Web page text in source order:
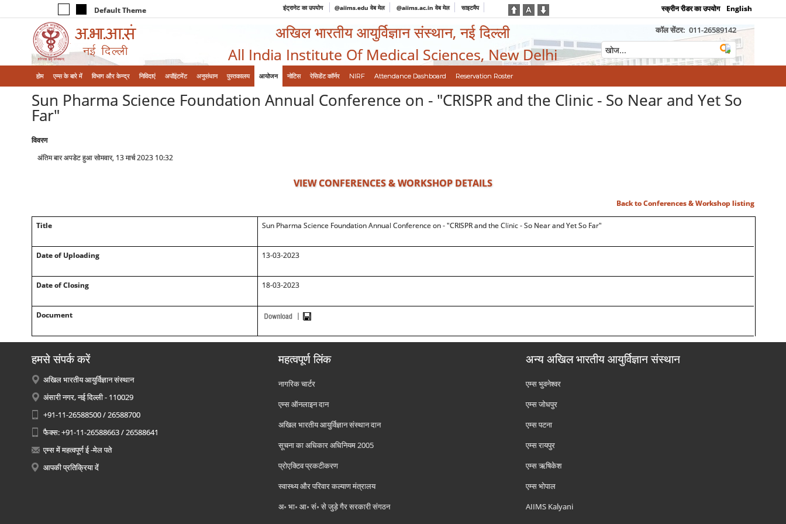
Default Theme इंट्रानेट का उपयोग @aiims.edu वेब मेल @aiims.ac.in वेब मेल साइटमैप स्क्रीन रीडर का उपयोग English
अखिल भारतीय आयुर्विज्ञान संस्थान, नई दिल्ली
All India Institute Of Medical Sciences, New Delhi
कॉल सेंटर: 011-26589142
होम एम्‍स के बारे में विभाग और केन्‍द्र निविदाएं अपॉइंटमेंट अनुसंधान पुस्तकालय आयोजन नोटिस रेसिडेंट कॉर्नर NIRF Attendance Dashboard Reservation Roster
Sun Pharma Science Foundation Annual Conference on - "CRISPR and the Clinic - So Near and Yet So
Far"
विवरण
अंतिम बार अपडेट हुआ सोमवार, 13 मार्च 2023 10:32
VIEW CONFERENCES & WORKSHOP DETAILS
Back to Conferences & Workshop listing
Title Sun Pharma Science Foundation Annual Conference on - "CRISPR and the Clinic - So Near and Yet So Far"
Date of Uploading 13-03-2023
Date of Closing 18-03-2023
Document
हमसे संपर्क करें
अखिल भारतीय आयुर्विज्ञान संस्थान
अंसारी नगर, नई दिल्ली - 110029
+91-11-26588500 / 26588700
फैक्स: +91-11-26588663 / 26588641
एम्स में महत्वपूर्ण ई -मेल पते
आपकी प्रतिक्रिया दें
महत्वपूर्ण लिंक
नागरिक चार्टर
एम्स ऑनलाइन दान
अखिल भारतीय आयुर्विज्ञान संस्थान दान
सूचना का अधिकार अधिनियम 2005
प्रोएक्टिव प्रकटीकरण
स्वास्थ्य और परिवार कल्याण मंत्रालय
अ॰ भा॰ आ॰ सं॰ से जुड़े गैर सरकारी संगठन
अन्य अखिल भारतीय आयुर्विज्ञान संस्थान
एम्‍स भुवनेश्वर
एम्‍स जोधपुर
एम्‍स पटना
एम्‍स रायपुर
एम्‍स ऋषिकेश
एम्‍स भोपाल
AIIMS Kalyani